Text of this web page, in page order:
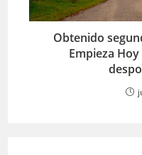
Obtenido
Empieza